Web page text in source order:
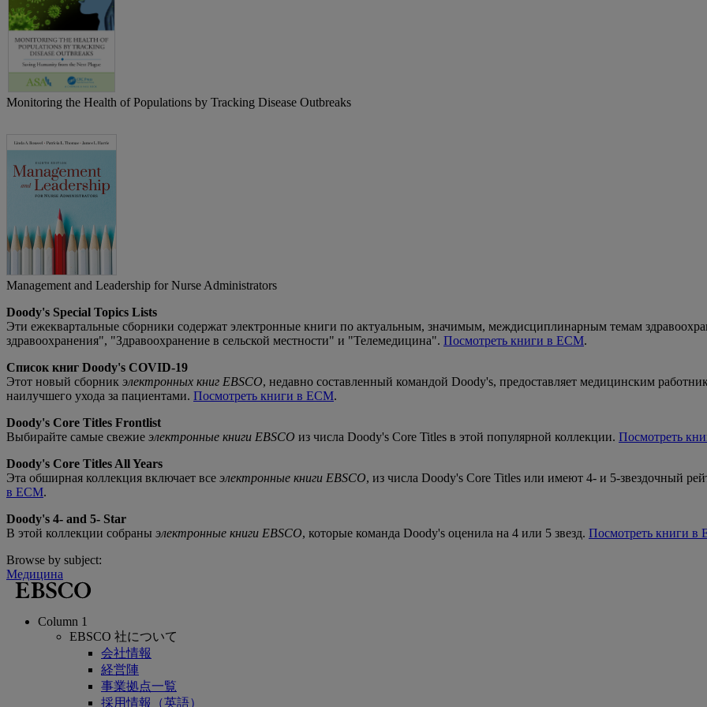
Monitoring the Health of Populations by Tracking Disease Outbreaks
Management and Leadership for Nurse Administrators
Doody's Special Topics Lists
Эти ежеквартальные сборники содержат электронные книги по актуальным, значимым, междисциплинарным темам
здравоохранения", "Здравоохранение в сельской местности" и "Телемедицина". Посмотреть книги в ECM.
Список книг Doody's COVID-19
Этот новый сборник электронных книг EBSCO, недавно составленный командой Doody's, предоставляет медицинским
наилучшего ухода за пациентами. Посмотреть книги в ECM.
Doody's Core Titles Frontlist
Выбирайте самые свежие электронные книги EBSCO из числа Doody's Core Titles в этой популярной коллекции. Посмотреть
Doody's Core Titles All Years
Эта обширная коллекция включает все электронные книги EBSCO, из числа Doody's Core Titles или имеют 4- и 5-звездочный
в ECM.
Doody's 4- and 5- Star
В этой коллекции собраны электронные книги EBSCO, которые команда Doody's оценила на 4 или 5 звезд. Посмотреть книги в
Browse by subject:
Медицина
Column 1
EBSCO 社について
会社情報
経営陣
事業拠点一覧
採用情報（英語）